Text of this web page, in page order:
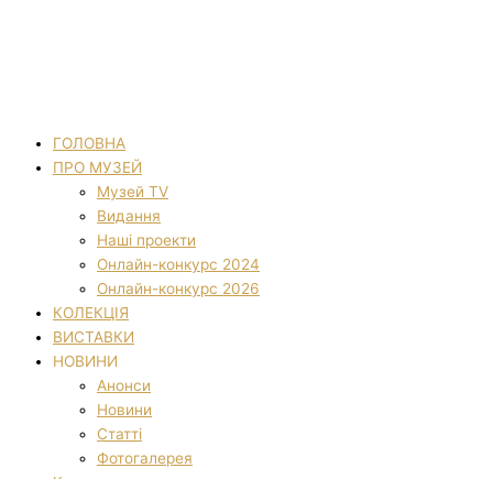
ГОЛОВНА
ПРО МУЗЕЙ
Музей TV
Видання
Наші проекти
Онлайн-конкурс 2024
Онлайн-конкурс 2026
КОЛЕКЦІЯ
ВИСТАВКИ
НОВИНИ
Анонси
Новини
Статті
Фотогалерея